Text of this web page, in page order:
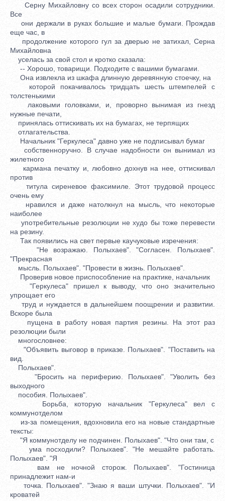
Серну Михайловну со всех сторон осадили сотрудники.
Все
они держали в руках большие и малые бумаги. Прождав
еще час, в
продолжение которого гул за дверью не затихал, Серна
Михайловна
уселась за свой стол и кротко сказала:
-- Хорошо, товарищи. Подходите с вашими бумагами.
Она извлекла из шкафа длинную деревянную стоечку, на
которой покачивалось тридцать шесть штемпелей с
толстенькими
лаковыми головками, и, проворно вынимая из гнезд
нужные печати,
принялась оттискивать их на бумагах, не терпящих
отлагательства.
Начальник "Геркулеса" давно уже не подписывал бумаг
собственноручно. В случае надобности он вынимал из
жилетного
кармана печатку и, любовно дохнув на нее, оттискивал
против
титула сиреневое факсимиле. Этот трудовой процесс
очень ему
нравился и даже натолкнул на мысль, что некоторые
наиболее
употребительные резолюции не худо бы тоже перевести
на резину.
Так появились на свет первые каучуковые изречения:
"Не возражаю. Полыхаев". "Согласен. Полыхаев".
"Прекрасная
мысль. Полыхаев". "Провести в жизнь. Полыхаев".
Проверив новое приспособление на практике, начальник
"Геркулеса" пришел к выводу, что оно значительно
упрощает его
труд и нуждается в дальнейшем поощрении и развитии.
Вскоре была
пущена в работу новая партия резины. На этот раз
резолюции были
многословнее:
"Объявить выговор в приказе. Полыхаев". "Поставить на
вид.
Полыхаев".
"Бросить на периферию. Полыхаев". "Уволить без
выходного
пособия. Полыхаев".
Борьба, которую начальник "Геркулеса" вел с
коммунотделом
из-за помещения, вдохновила его на новые стандартные
тексты:
"Я коммунотделу не подчинен. Полыхаев". "Что они там, с
ума посходили? Полыхаев". "Не мешайте работать.
Полыхаев". "Я
вам не ночной сторож. Полыхаев". "Гостиница
принадлежит нам-и
точка. Полыхаев". "Знаю я ваши штучки. Полыхаев". "И
кроватей